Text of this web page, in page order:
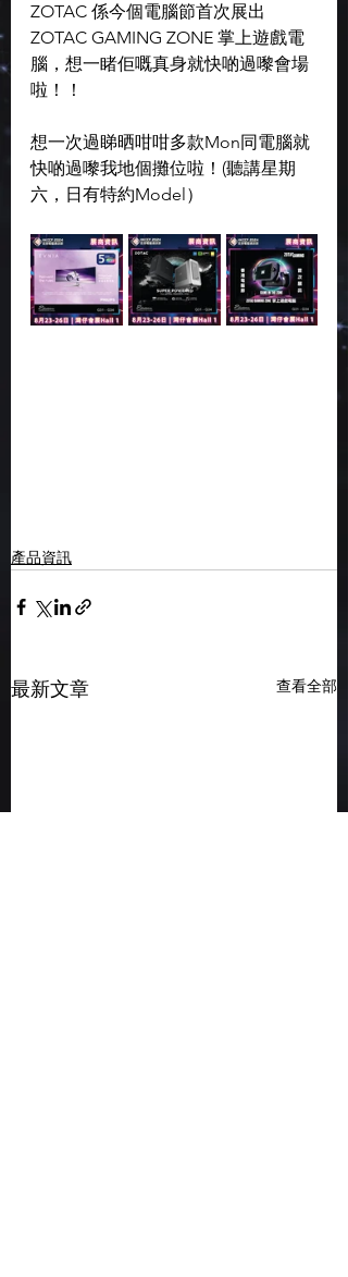
ZOTAC 係今個電腦節首次展出
ZOTAC GAMING ZONE 掌上遊戲電
腦，想一睹佢嘅真身就快啲過嚟會場
啦！！
想一次過睇晒咁咁多款Mon同電腦就
快啲過嚟我地個攤位啦！(聽講星期
六，日有特約Model）
產品資訊
最新文章 查看全部